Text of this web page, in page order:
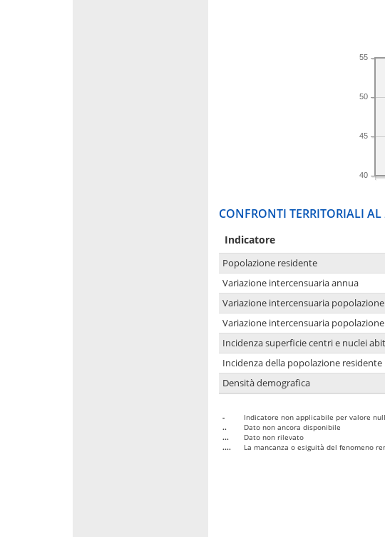
40
45
50
55
CONFRONTI TERRITORIALI AL
Indicatore
Popolazione residente
Variazione intercensuaria annua
Variazione intercensuaria
Variazione intercensuaria
Incidenza superficie centri e nuclei
Incidenza della popolazione residente
Densità demografica
-
Indicatore non applicabile per valore
..
Dato non ancora disponibile
...
Dato non rilevato
....
La mancanza o esiguità del fenomeno